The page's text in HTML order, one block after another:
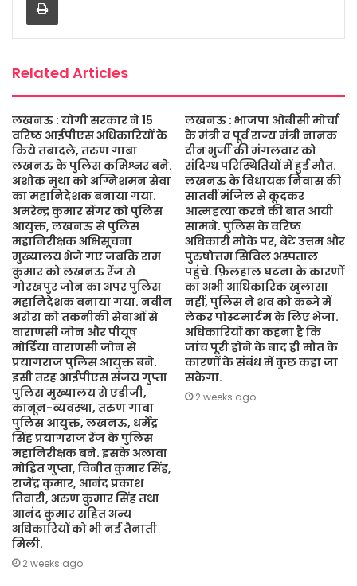
o
o
Related Articles
लखनऊ : योगी सरकार ने 15
वरिष्ठ आईपीएस अधिकारियों के
किये तबादले, तरुण गाबा
लखनऊ के पुलिस कमिश्नर बने.
अशोक मुथा को अग्निशमन सेवा
का महानिदेशक बनाया गया.
अमरेन्द्र कुमार सेंगर को पुलिस
आयुक्त, लखनऊ से पुलिस
महानिरीक्षक अभिसूचना
मुख्यालय भेजे गए जबकि राम
कुमार को लखनऊ रेंज से
गोरखपुर जोन का अपर पुलिस
महानिदेशक बनाया गया. नवीन
अरोरा को तकनीकी सेवाओं से
वाराणसी जोन और पीयूष
मोर्डिया वाराणसी जोन से
प्रयागराज पुलिस आयुक्त बने.
इसी तरह आईपीएस संजय गुप्ता
पुलिस मुख्यालय से एडीजी,
कानून-व्यवस्था, तरुण गाबा
पुलिस आयुक्त, लखनऊ, धर्मेंद्र
सिंह प्रयागराज रेंज के पुलिस
महानिरीक्षक बने. इसके अलावा
मोहित गुप्ता, विनीत कुमार सिंह,
राजेंद्र कुमार, आनंद प्रकाश
तिवारी, अरुण कुमार सिंह तथा
आनंद कुमार सहित अन्य
अधिकारियों को भी नई तैनाती
मिली.
2 weeks ago
लखनऊ : भाजपा ओबीसी मोर्चा
के मंत्री व पूर्व राज्य मंत्री नानक
दीन भुर्जी की मंगलवार को
संदिग्ध परिस्थितियों में हुई मौत.
लखनऊ के विधायक निवास की
सातवीं मंजिल से कूदकर
आत्महत्या करने की बात आयी
सामने. पुलिस के वरिष्ठ
अधिकारी मौके पर, बेटे उत्तम और
पुरुषोत्तम सिविल अस्पताल
पहुंचे. फ़िलहाल घटना के कारणों
का अभी आधिकारिक खुलासा
नहीं, पुलिस ने शव को कब्जे में
लेकर पोस्टमार्टम के लिए भेजा.
अधिकारियों का कहना है कि
जांच पूरी होने के बाद ही मौत के
कारणों के संबंध में कुछ कहा जा
सकेगा.
2 weeks ago